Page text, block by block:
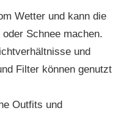
Wetter und kann die
Schnee machen.
und
Filter können genutzt
Outfits und